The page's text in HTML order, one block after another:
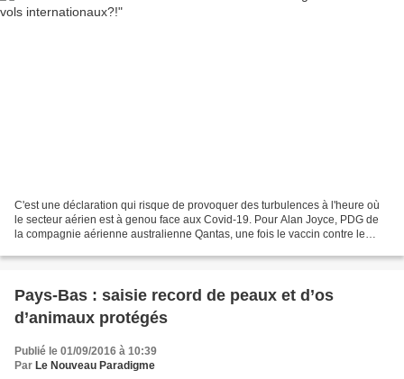
C'est une déclaration qui risque de provoquer des turbulences à l'heure où
le secteur aérien est à genou face aux Covid-19. Pour Alan Joyce, PDG de
la compagnie aérienne australienne Qantas, une fois le vaccin contre le
Pays-Bas : saisie record de peaux et d’os
d’animaux protégés
Publié le 01/09/2016 à 10:39
Par Le Nouveau Paradigme